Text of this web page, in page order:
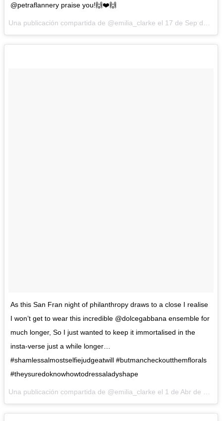
@petraflannery praise you!🙌❤️🙌
Una publicación compartida de @emilia_clarke el 17 de Sep de 2016 a la(s) 6:38 PDT
As this San Fran night of philanthropy draws to a close I realise
I won’t get to wear this incredible @dolcegabbana ensemble for
much longer, So I just wanted to keep it immortalised in the
insta-verse just a while longer…
#shamlessalmostselfiejudgeatwill #butmancheckoutthemflorals
#theysuredoknowhowtodressaladyshape
Una publicación compartida de @emilia_clarke el 1 de Abr de 2016 a la(s) 12:22 PDT